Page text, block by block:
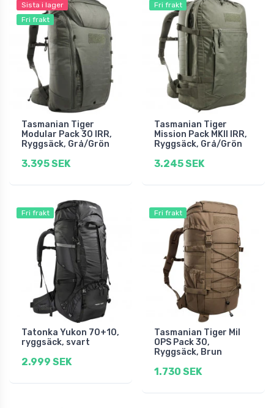
Sista i lager
Fri frakt
Tasmanian Tiger
Modular Pack 30 IRR,
Ryggsäck, Grå/Grön
3.395 SEK
Fri frakt
Tasmanian Tiger
Mission Pack MKII IRR,
Ryggsäck, Grå/Grön
3.245 SEK
Fri frakt
Tatonka Yukon 70+10,
ryggsäck, svart
2.999 SEK
Fri frakt
Tasmanian Tiger Mil
OPS Pack 30,
Ryggsäck, Brun
1.730 SEK